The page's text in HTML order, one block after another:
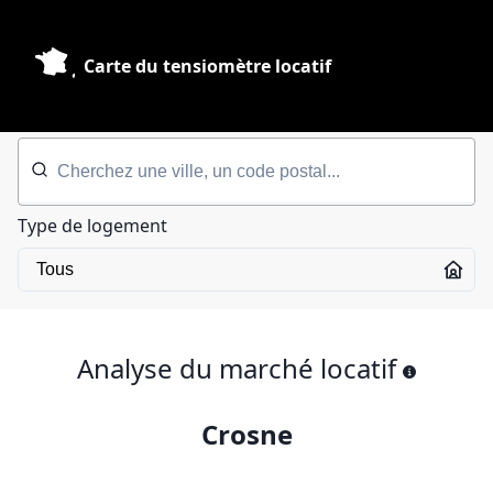
Carte du tensiomètre locatif
Type de logement
Analyse du marché locatif
Crosne